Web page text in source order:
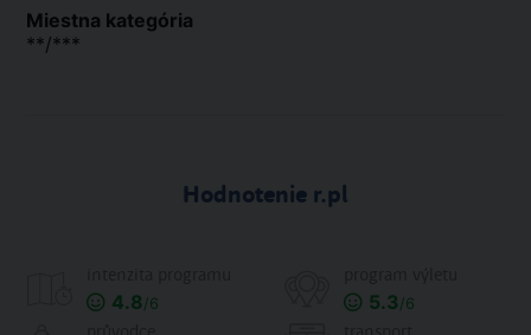
Miestna kategória
**/***
Hodnotenie r.pl
4.8/6 5.3/6